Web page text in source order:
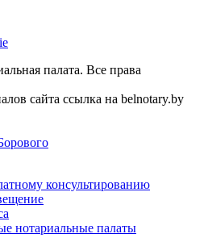
палата. Все права
сайта ссылка на belnotary.by
консультированию
нотариальные палаты